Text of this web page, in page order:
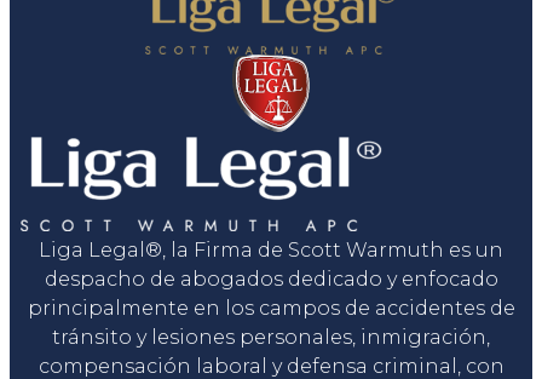
Liga Legal®, la Firma de Scott Warmuth es un
despacho de abogados dedicado y enfocado
principalmente en los campos de accidentes de
tránsito y lesiones personales, inmigración,
compensación laboral y defensa criminal, con